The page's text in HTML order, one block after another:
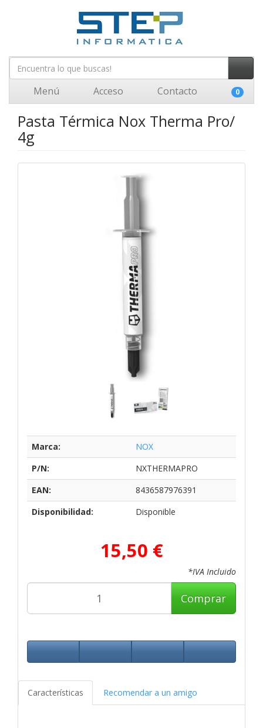
Menú Acceso Contacto 0
Pasta Térmica Nox Therma Pro/
4g
Marca:
NOX
P/N:
NXTHERMAPRO
EAN:
8436587976391
Disponibilidad:
Disponible
15,50 €
*IVA Incluido
Comprar
Características Recomendar a un amigo